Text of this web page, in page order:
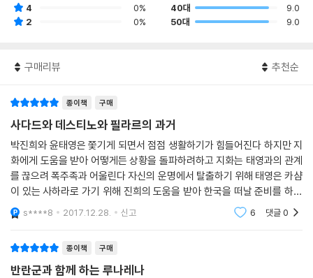
4
0%
2
0%
40대
9.0
50대
9.0
구매리뷰 추천순
종이책 구매
사다드와 데스티노와 필라르의 과거
박진희와 윤태영은 쫓기게 되면서 점점 생활하기가 힘들어진다 하지만 지
화에게 도움을 받아 어떻게든 상황을 돌파하려하고 지화는 태영과의 관계
를 끊으려 폭주족과 어울린다 자신의 운명에서 탈출하기 위해 태영은 카샴
이 있는 사하라로 가기 위해 진희의 도움을 받아 한국을 떠날 준비를 하지
만 경찰에 추적에 위기에 처할때 갑자기 누군가가 나타나 그를 데려간다
그는 바로 데스티노
s****8 2017.12.28. 신고 6 댓글0
종이책 구매
반란군과 함께 하는 루나레나